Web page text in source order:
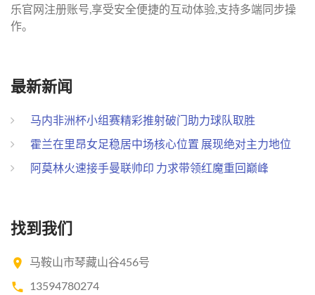
乐官网注册账号,享受安全便捷的互动体验,支持多端同步操
作。
最新新闻
马内非洲杯小组赛精彩推射破门助力球队取胜
霍兰在里昂女足稳居中场核心位置 展现绝对主力地位
阿莫林火速接手曼联帅印 力求带领红魔重回巅峰
找到我们
马鞍山市琴藏山谷456号
13594780274